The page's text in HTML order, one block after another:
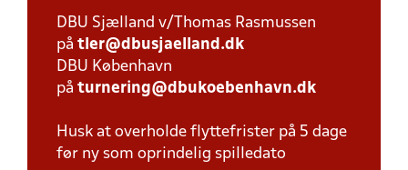
DBU Sjælland v/Thomas Rasmussen
på tler@dbusjaelland.dk
DBU København
på turnering@dbukoebenhavn.dk
Husk at overholde flyttefrister på 5 dage
før ny som oprindelig spilledato